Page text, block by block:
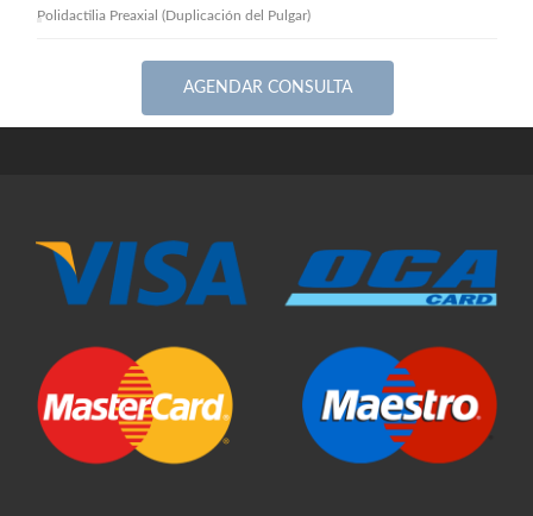
Polidactilia Preaxial (Duplicación del Pulgar)
AGENDAR CONSULTA